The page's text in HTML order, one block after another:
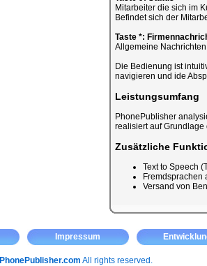
Mitarbeiter die sich im
Befindet sich der
Taste *:
Allgemeine
Die Bedienung ist
navigieren und ide
Leistungsumfang
PhonePublisher
realisiert auf Grundlage
Zusätzliche
Text to Speech
Fremdsprachen
Versand von
Impressum
PhonePublisher.com All rights reserved.